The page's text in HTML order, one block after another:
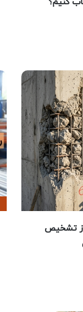
تشخیص